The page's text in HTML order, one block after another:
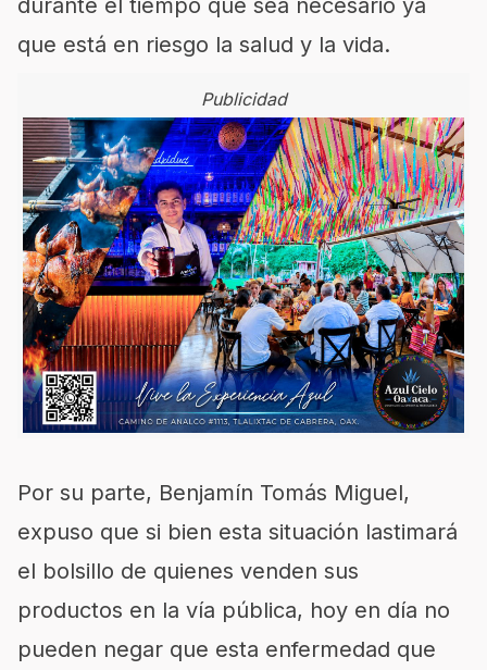
durante el tiempo que sea necesario ya
que está en riesgo la salud y la vida.
Publicidad
Por su parte, Benjamín Tomás Miguel,
expuso que si bien esta situación lastimará
el bolsillo de quienes venden sus
productos en la vía pública, hoy en día no
pueden negar que esta enfermedad que